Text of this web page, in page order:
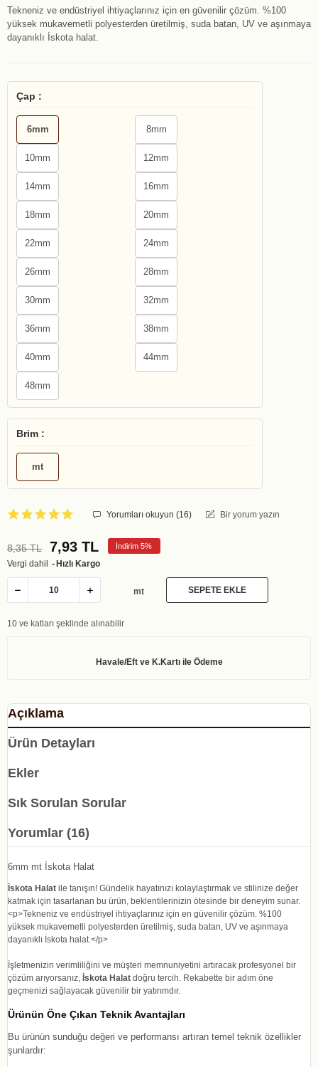
Tekneniz ve endüstriyel ihtiyaçlarınız için en güvenilir çözüm. %100
yüksek mukavemetli polyesterden üretilmiş, suda batan, UV ve aşınmaya
dayanıklı İskota halat.
Çap :
6mm 8mm
10mm 12mm
14mm 16mm
18mm 20mm
22mm 24mm
26mm 28mm
30mm 32mm
36mm 38mm
40mm 44mm
48mm
Brim :
mt
Yorumları okuyun (16) Bir yorum yazın
8,35 TL 7,93 TL İndirim 5%
Vergi dahil Hızlı Kargo
mt SEPETE EKLE
10 ve katları şeklinde alınabilir
Açıklama
Ürün Detayları
Ekler
Sık Sorulan Sorular
Yorumlar (16)
6mm mt İskota Halat
İskota Halat ile tanışın! Gündelik hayatınızı kolaylaştırmak ve stilinize değer
katmak için tasarlanan bu ürün, beklentilerinizin ötesinde bir deneyim sunar.
<p>Tekneniz ve endüstriyel ihtiyaçlarınız için en güvenilir çözüm. %100
yüksek mukavemetli polyesterden üretilmiş, suda batan, UV ve aşınmaya
dayanıklı İskota halat.</p>
İşletmenizin verimliliğini ve müşteri memnuniyetini artıracak profesyonel bir
çözüm arıyorsanız, İskota Halat doğru tercih. Rekabette bir adım öne
geçmenizi sağlayacak güvenilir bir yatırımdır.
Ürünün Öne Çıkan Teknik Avantajları
Bu ürünün sunduğu değeri ve performansı artıran temel teknik özellikler
şunlardır: